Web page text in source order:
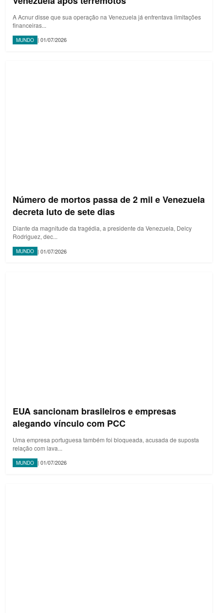
A Acnur disse que sua operação na Venezuela já enfrentava limitações
financeiras...
MUNDO | 01/07/2026
Número de mortos passa de 2 mil e Venezuela
decreta luto de sete dias
Diante da magnitude da tragédia, a presidente da Venezuela, Delcy
Rodriguez, dec...
MUNDO | 01/07/2026
EUA sancionam brasileiros e empresas
alegando vínculo com PCC
Uma empresa portuguesa também foi bloqueada, acusada de suposta
relação com lava...
MUNDO | 01/07/2026